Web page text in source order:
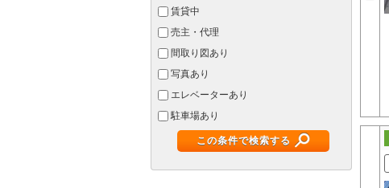
賃貸中
売主・代理
間取り図あり
写真あり
エレベーターあり
駐車場あり
この条件で検索する